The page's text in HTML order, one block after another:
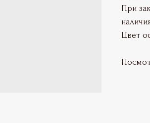
При
Цвет